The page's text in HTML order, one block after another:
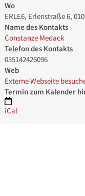
Wo
ERLE6, Erlenstraße 6,
Name des Kontakts
Constanze Medack
Telefon des Kontakts
035142426096
Web
Externe Webseite
Termin zum Kalender
iCal